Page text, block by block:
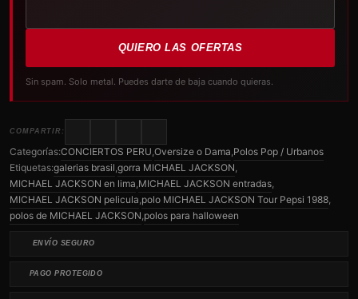
QUIERO LAS OFERTAS
Sin spam. Solo metal. Puedes darte de baja cuando quieras.
COMPARTIR:
Categorías:CONCIERTOS PERU Oversize o Dama Polos Pop / Urbanos
Etiquetas:galerias brasil gorra MICHAEL JACKSON
MICHAEL JACKSON en lima MICHAEL JACKSON entradas
MICHAEL JACKSON pelicula polo MICHAEL JACKSON Tour Pepsi 1988
polos de MICHAEL JACKSON polos para halloween
ENVÍO SEGURO
PAGO PROTEGIDO